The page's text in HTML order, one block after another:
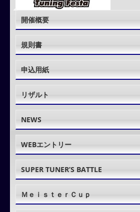
開催概要
規則書
申込用紙
リザルト
NEWS
WEBエントリー
SUPER TUNER’S BATTLE
ＭｅｉｓｔｅｒＣｕｐ